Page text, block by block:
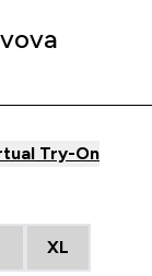
Try-On
XL